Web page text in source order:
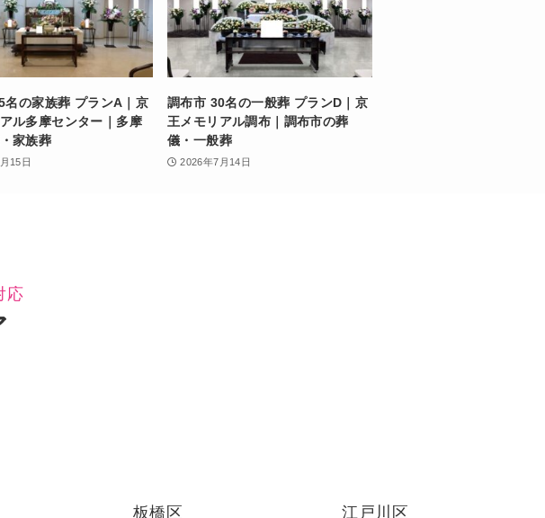
名の家族葬 プランA｜京
ル多摩センター｜多摩
家族葬
15日
調布市 30名の一般葬 プランD｜京
王メモリアル調布｜調布市の葬
儀・一般葬
2026年7月14日
応
板橋区
江戸川区